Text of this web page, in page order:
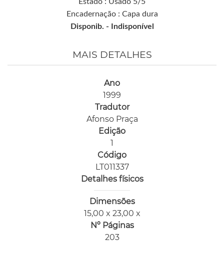
Estado : Usado 5/5
Encadernação : Capa dura
Disponib. -
Indisponível
MAIS DETALHES
Ano
1999
Tradutor
Afonso Praça
Edição
1
Código
LT011337
Detalhes físicos
Dimensões
15,00 x 23,00 x
Nº Páginas
203